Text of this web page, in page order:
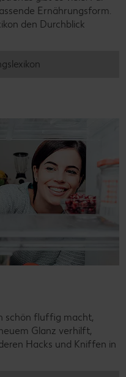
Ernährungsform.
den Durchblick
schön fluffig macht,
Glanz verhilft,
Hacks und Kniffen in